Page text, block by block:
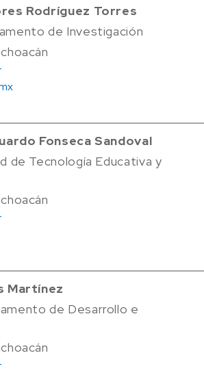
Rodríguez Torres
de Investigación
Fonseca Sandoval
de Tecnología Educativa y
Martínez
de Desarrollo e